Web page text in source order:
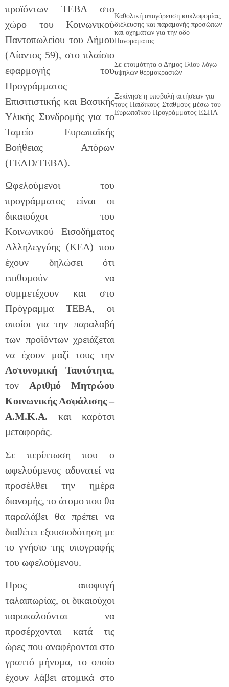
προϊόντων ΤΕΒΑ στο
χώρο του Κοινωνικού
Παντοπωλείου του Δήμου
(Αίαντος 59), στο πλαίσιο
εφαρμογής του
Προγράμματος
Επισιτιστικής και Βασικής
Υλικής Συνδρομής για το
Ταμείο Ευρωπαϊκής
Βοήθειας Απόρων
(FEAD/TEBA).
Ωφελούμενοι του
προγράμματος είναι οι
δικαιούχοι του
Κοινωνικού Εισοδήματος
Αλληλεγγύης (ΚΕΑ) που
έχουν δηλώσει ότι
επιθυμούν να
συμμετέχουν και στο
Πρόγραμμα ΤΕΒΑ, οι
οποίοι για την παραλαβή
των προϊόντων χρειάζεται
να έχουν μαζί τους την
Αστυνομική Ταυτότητα,
τον Αριθμό Μητρώου
Κοινωνικής Ασφάλισης –
A.M.K.A. και καρότσι
μεταφοράς.
Σε περίπτωση που ο
ωφελούμενος αδυνατεί να
προσέλθει την ημέρα
διανομής, το άτομο που θα
παραλάβει θα πρέπει να
διαθέτει εξουσιοδότηση με
το γνήσιο της υπογραφής
του ωφελούμενου.
Προς αποφυγή
ταλαιπωρίας, οι δικαιούχοι
παρακαλούνται να
προσέρχονται κατά τις
ώρες που αναφέρονται στο
γραπτό μήνυμα, το οποίο
έχουν λάβει ατομικά στο
Καθολική απαγόρευση κυκλοφορίας,
διέλευσης και παραμονής προσώπων
και οχημάτων για την οδό
Πανοράματος
Σε ετοιμότητα ο Δήμος Ιλίου λόγω
υψηλών θερμοκρασιών
Ξεκίνησε η υποβολή αιτήσεων για
τους Παιδικούς Σταθμούς μέσω του
Ευρωπαϊκού Προγράμματος ΕΣΠΑ